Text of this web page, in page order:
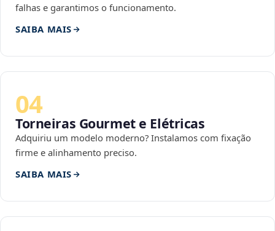
falhas e garantimos o funcionamento.
SAIBA MAIS
04
Torneiras Gourmet e Elétricas
Adquiriu um modelo moderno? Instalamos com fixação
firme e alinhamento preciso.
SAIBA MAIS